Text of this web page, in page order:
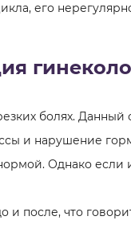
его
болях.
и нарушение
Однако если
после, что